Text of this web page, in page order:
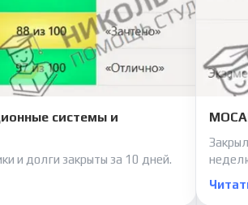
системы и
и долги закрыты за 10 дней.